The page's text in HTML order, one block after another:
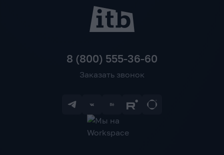
8 (800) 555-36-60
Заказать звонок